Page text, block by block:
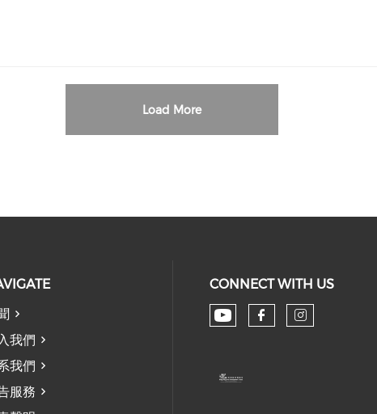
Load More
我們
我們
服務
CONNECT WITH US
Check our
Check our
Check